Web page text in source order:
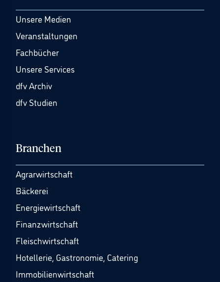
Unsere Medien
Veranstaltungen
Fachbücher
Unsere Services
dfv Archiv
dfv Studien
Branchen
Agrarwirtschaft
Bäckerei
Energiewirtschaft
Finanzwirtschaft
Fleischwirtschaft
Hotellerie, Gastronomie, Catering
Immobilienwirtschaft